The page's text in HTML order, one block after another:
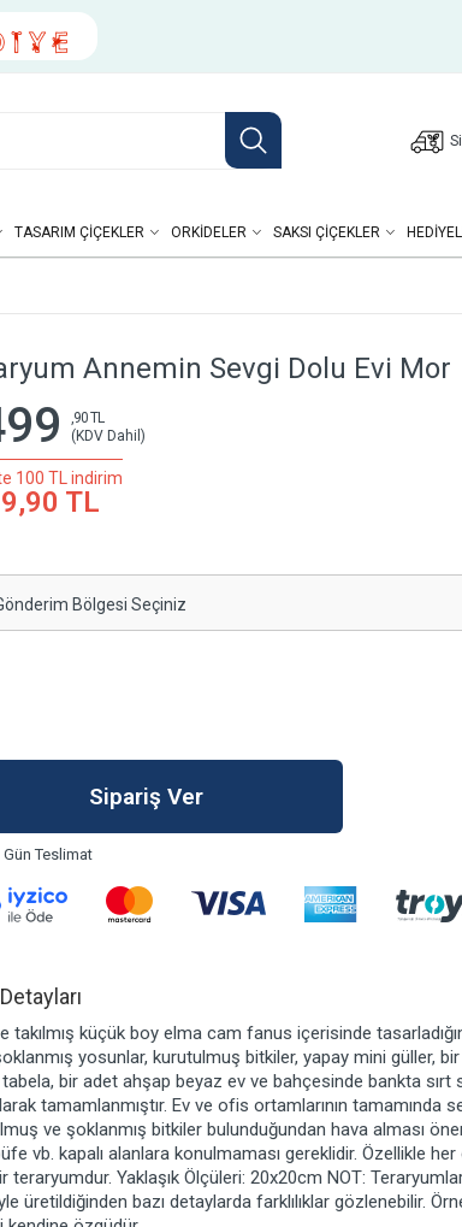
TASARIM ÇIÇEKLER ORKIDELER SAKSI ÇIÇEKLER
Annemin Sevgi Dolu Evi Mor
,90 TL
(KDV Dahil)
100 TL indirim
TL
Bölgesi Seçiniz
Gün Teslimat
takılmış küçük boy elma cam fanus içerisinde
yosunlar, kurutulmuş bitkiler, yapay mini güller,
bir adet ahşap beyaz ev ve bahçesinde bankta sırt
tamamlanmıştır. Ev ve ofis ortamlarının tamamında
ve şoklanmış bitkiler bulunduğundan hava alması
vb. kapalı alanlara konulmaması gereklidir. Özellikle
teraryumdur. Yaklaşık Ölçüleri: 20x20cm NOT:
üretildiğinden bazı detaylarda farklılıklar gözlenebilir.